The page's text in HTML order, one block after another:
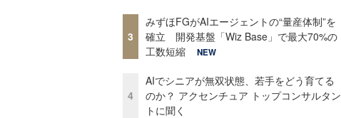
3
みずほFGがAIエージェントの“量産体制”を
確立 開発基盤「Wiz Base」で最大70%の
工数短縮
NEW
4
AIでシニアが無双状態、若手をどう育てる
のか？ アクセンチュア トップコンサルタン
トに聞く